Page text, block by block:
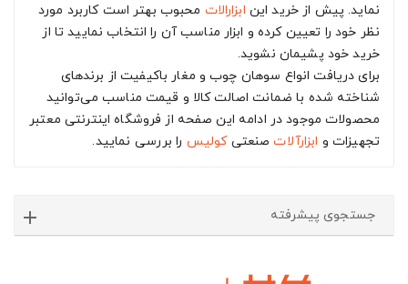
نماید. پیش از خرید این ابزارالات محبوب بهتر است کاربرد مورد
نظر خود را تعیین کرده و ابزار مناسب آن را انتخاب نمایید تا از
خرید خود پشیمان نشوید.
برای دریافت انواع سوهان چوب و مغار باکیفیت از برندهای
شناخته شده با ضمانت اصالت کالا و قیمت مناسب می‌توانید
محصولات موجود در ادامه این صفحه از فروشگاه اینترنتی معتبر
تجهیزات و ابزارآلاتصنعتیکولیس را بررسی نمایید.
جستجوی پیشرفته